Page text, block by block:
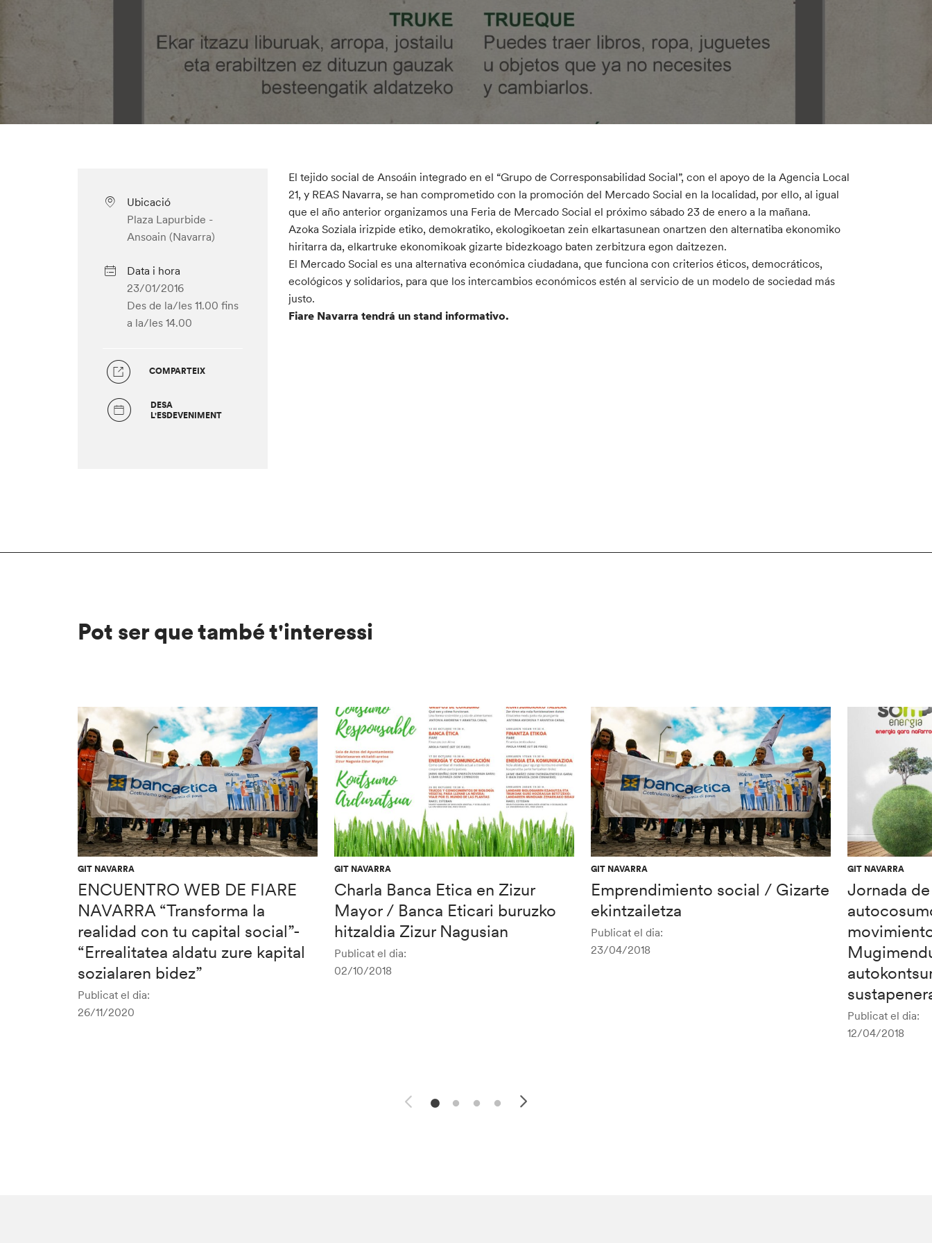
Ubicació
Plaza Lapurbide -
Ansoain (Navarra)
Data i hora
23/01/2016
Des de la/les 11.00 fins
a la/les 14.00
COMPARTEIX
DESA
L'ESDEVENIMENT
El tejido social de Ansoáin integrado en el “Grupo de Corresponsabilidad Social”, con el apoyo de la Agencia Local
21, y REAS Navarra, se han comprometido con la promoción del Mercado Social en la localidad, por ello, al igual
que el año anterior organizamos una Feria de Mercado Social el próximo sábado 23 de enero a la mañana.
Azoka Soziala irizpide etiko, demokratiko, ekologikoetan zein elkartasunean onartzen den alternatiba ekonomiko
hiritarra da, elkartruke ekonomikoak gizarte bidezkoago baten zerbitzura egon daitzezen.
El Mercado Social es una alternativa económica ciudadana, que funciona con criterios éticos, democráticos,
ecológicos y solidarios, para que los intercambios económicos estén al servicio de un modelo de sociedad más
justo.
Fiare Navarra tendrá un stand informativo.
Pot ser que també t'interessi
GIT NAVARRA
ENCUENTRO WEB DE FIARE
NAVARRA “Transforma la
realidad con tu capital social”-
“Errealitatea aldatu zure kapital
sozialaren bidez”
Publicat el dia:
26/11/2020
GIT NAVARRA
Charla Banca Etica en Zizur
Mayor / Banca Eticari buruzko
hitzaldia Zizur Nagusian
Publicat el dia:
02/10/2018
GIT NAVARRA
Emprendimiento social / Gizarte
ekintzailetza
Publicat el dia:
23/04/2018
GIT NAVARRA
Jornada
Publicat el dia:
12/04/2018